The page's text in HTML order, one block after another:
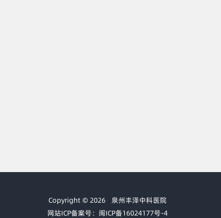
Copyright © 2026 泉州丰泽中科医院
网站ICP备案号：闽ICP备16024177号-4